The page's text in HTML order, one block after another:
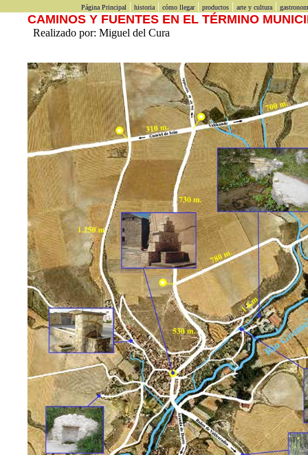
Página Principal | historia| cómo llegar| productos| arte y cultura|
CAMINOS Y FUENTES EN EL TÉRMINO
Realizado por: Miguel del Cura